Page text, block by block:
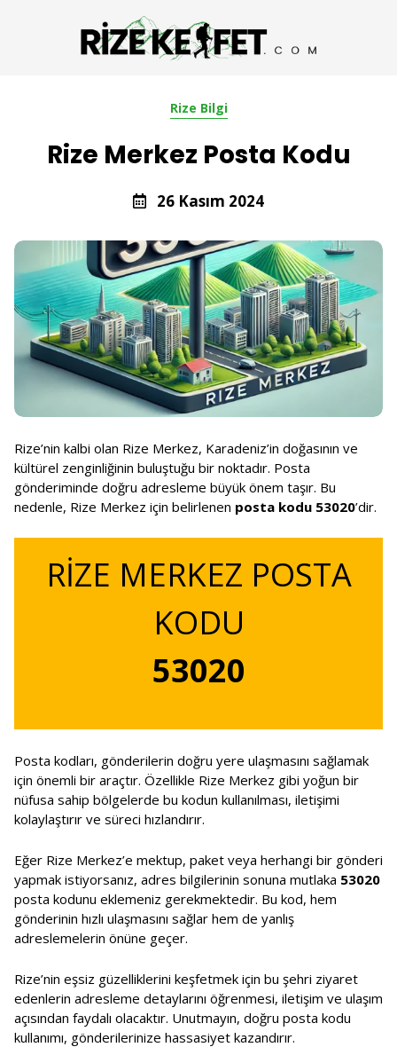
Rize Bilgi
Rize Merkez Posta Kodu
26 Kasım 2024
Rize’nin kalbi olan Rize Merkez, Karadeniz’in doğasının ve
kültürel zenginliğinin buluştuğu bir noktadır. Posta
gönderiminde doğru adresleme büyük önem taşır. Bu
nedenle, Rize Merkez için belirlenen posta kodu 53020’dir.
RİZE MERKEZ POSTA
KODU
53020
Posta kodları, gönderilerin doğru yere ulaşmasını sağlamak
için önemli bir araçtır. Özellikle Rize Merkez gibi yoğun bir
nüfusa sahip bölgelerde bu kodun kullanılması, iletişimi
kolaylaştırır ve süreci hızlandırır.
Eğer Rize Merkez’e mektup, paket veya herhangi bir gönderi
yapmak istiyorsanız, adres bilgilerinin sonuna mutlaka 53020
posta kodunu eklemeniz gerekmektedir. Bu kod, hem
gönderinin hızlı ulaşmasını sağlar hem de yanlış
adreslemelerin önüne geçer.
Rize’nin eşsiz güzelliklerini keşfetmek için bu şehri ziyaret
edenlerin adresleme detaylarını öğrenmesi, iletişim ve ulaşım
açısından faydalı olacaktır. Unutmayın, doğru posta kodu
kullanımı, gönderilerinize hassasiyet kazandırır.